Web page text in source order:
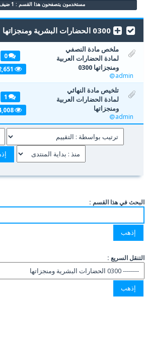
مستخدمون يتصفحون هذا القسم : 1 ضيف/ضيوف
0300 الحضارات البشرية ومنجزاتها
ملخص مادة النصفي
لمادة الحضارات العربية
ومنجزاتها 0300
admin
0
2,651
تلخيص مادة النهائي
لمادة الحضارات العربية
ومنجزاتها
admin
1
4,008
البحث في هذا القسم :
التنقل السريع :